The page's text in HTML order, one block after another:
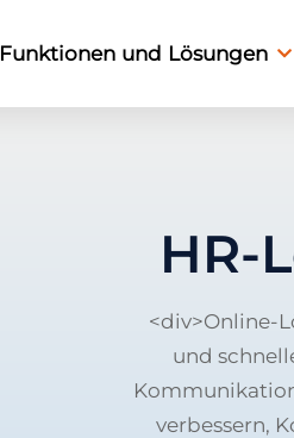
Funktionen und Lösungen
HR-
<div>Online-
und
verbessern,